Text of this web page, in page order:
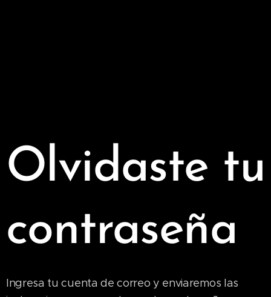
Olvidaste tu
contraseña
Ingresa tu cuenta de correo y enviaremos las